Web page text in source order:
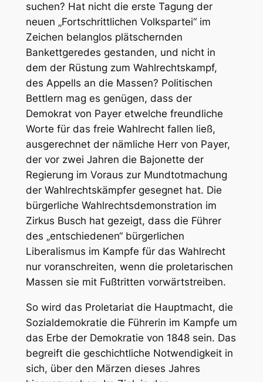
suchen? Hat nicht die erste Tagung der
neuen „Fortschrittlichen Volkspartei“ im
Zeichen belanglos plätschernden
Bankettgeredes gestanden, und nicht in
dem der Rüstung zum Wahlrechtskampf,
des Appells an die Massen? Politischen
Bettlern mag es genügen, dass der
Demokrat von Payer etwelche freundliche
Worte für das freie Wahlrecht fallen ließ,
ausgerechnet der nämliche Herr von Payer,
der vor zwei Jahren die Bajonette der
Regierung im Voraus zur Mundtotmachung
der Wahlrechtskämpfer gesegnet hat. Die
bürgerliche Wahlrechtsdemonstration im
Zirkus Busch hat gezeigt, dass die Führer
des „entschiedenen“ bürgerlichen
Liberalismus im Kampfe für das Wahlrecht
nur voranschreiten, wenn die proletarischen
Massen sie mit Fußtritten vorwärtstreiben.
So wird das Proletariat die Hauptmacht, die
Sozialdemokratie die Führerin im Kampfe um
das Erbe der Demokratie von 1848 sein. Das
begreift die geschichtliche Notwendigkeit in
sich, über den Märzen dieses Jahres